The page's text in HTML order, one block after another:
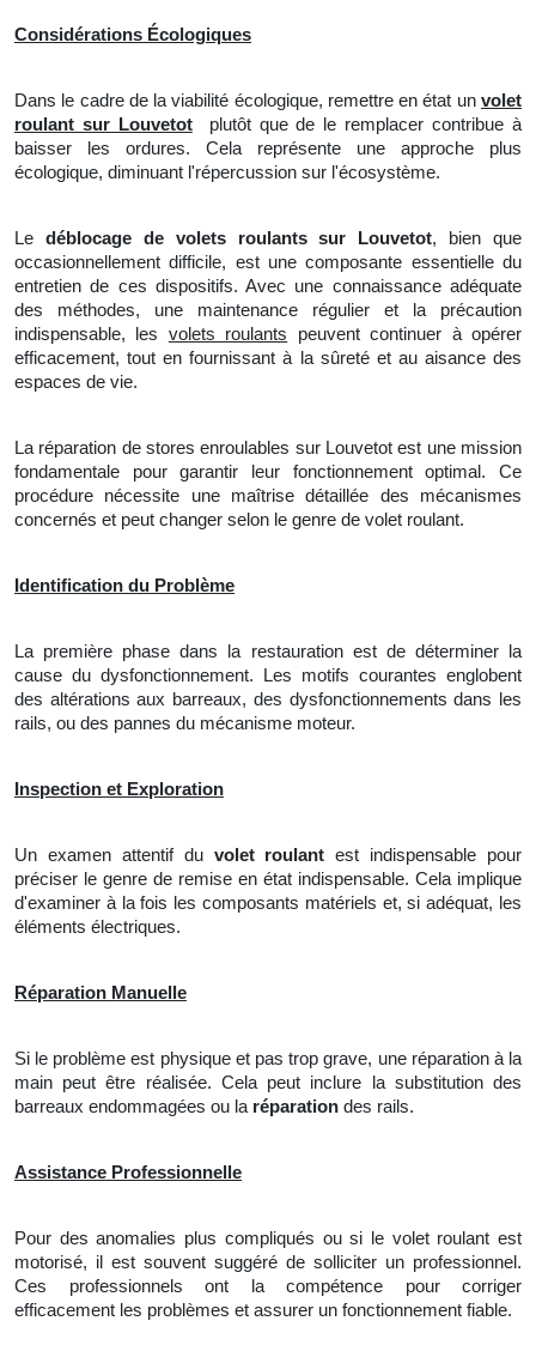
Considérations Écologiques
Dans le cadre de la viabilité écologique, remettre en état un volet
roulant sur Louvetotplutôt que de le remplacer contribue à
baisser les ordures. Cela représente une approche plus
écologique, diminuant l'répercussion sur l'écosystème.
Le déblocage de volets roulants sur Louvetot, bien que
occasionnellement difficile, est une composante essentielle du
entretien de ces dispositifs. Avec une connaissance adéquate
des méthodes, une maintenance régulier et la précaution
indispensable, les volets roulants peuvent continuer à opérer
efficacement, tout en fournissant à la sûreté et au aisance des
espaces de vie.
La réparation de stores enroulables sur Louvetot est une mission
fondamentale pour garantir leur fonctionnement optimal. Ce
procédure nécessite une maîtrise détaillée des mécanismes
concernés et peut changer selon le genre de volet roulant.
Identification du Problème
La première phase dans la restauration est de déterminer
la
cause du dysfonctionnement. Les motifs courantes englobent
des altérations aux barreaux, des dysfonctionnements dans les
rails, ou des pannes du mécanisme moteur.
Inspection et Exploration
Un examen attentif du volet roulant est indispensable pour
préciser le genre de remise en état indispensable. Cela implique
d'examiner à la fois les composants matériels et, si adéquat, les
éléments électriques.
Réparation Manuelle
Si le problème est physique et pas trop grave, une réparation à la
main peut être réalisée. Cela peut inclure la substitution des
barreaux endommagées ou la réparation des rails.
Assistance Professionnelle
Pour des anomalies plus compliqués ou si le volet roulant est
motorisé, il est souvent suggéré de solliciter un professionnel.
Ces professionnels ont la compétence pour corriger
efficacement les problèmes et assurer un fonctionnement fiable.